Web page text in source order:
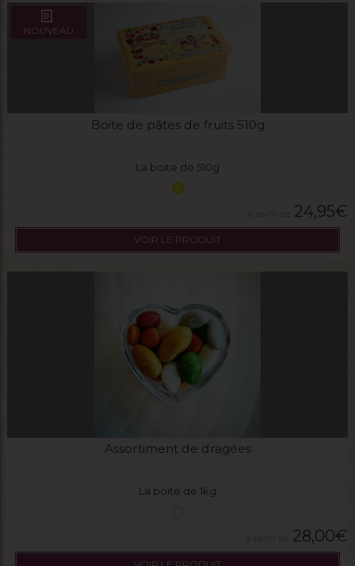
NOUVEAU
Boite de pâtes de fruits 510g
La boite de 510g
24,95€
VOIR LE PRODUIT
Assortiment de dragées
La boite de 1kg
28,00€